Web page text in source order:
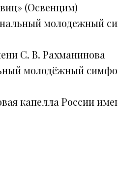
(Освенцим)
молодежный
С. В. Рахманинова
молодёжный
капелла России